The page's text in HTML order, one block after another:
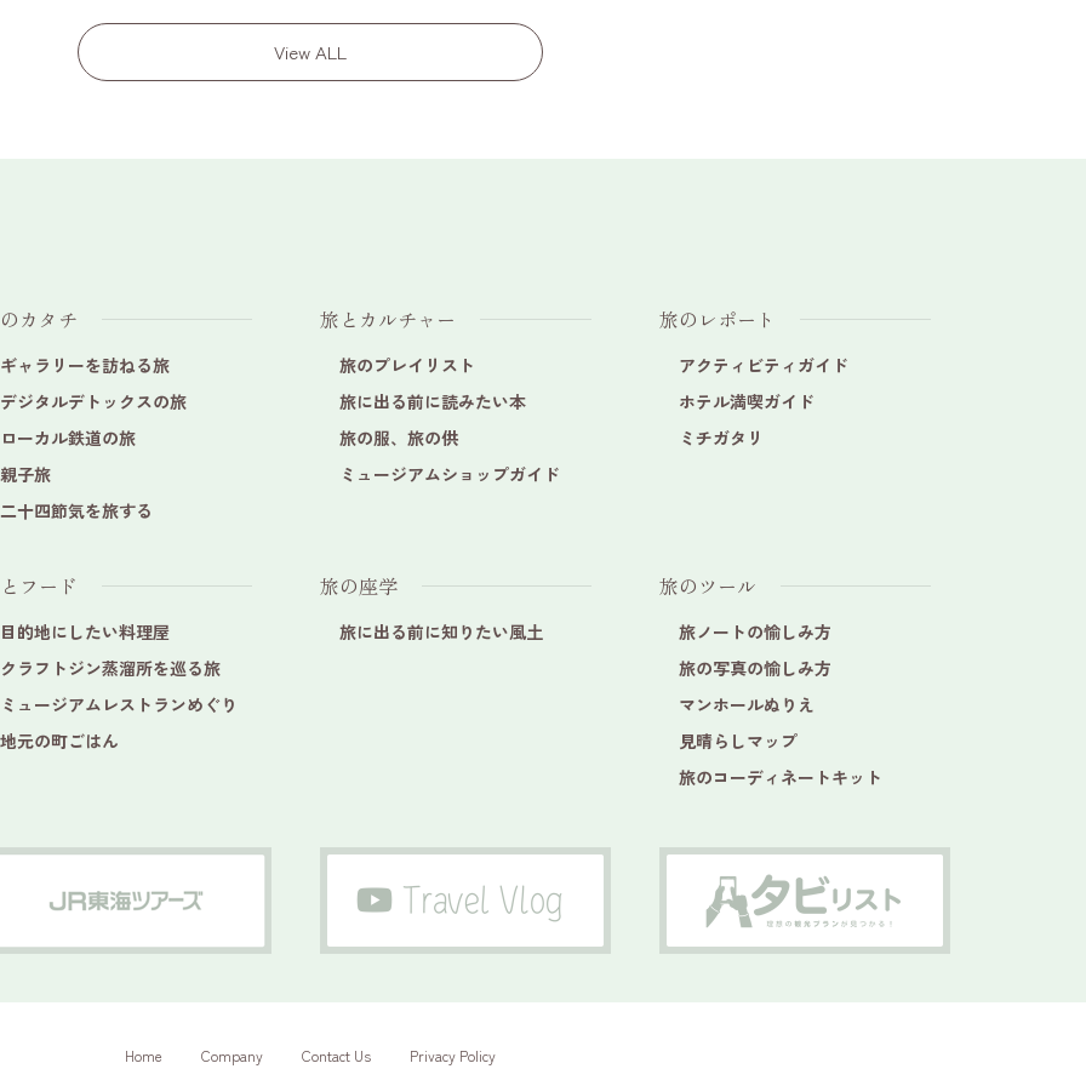
View ALL
カタチ
ギャラリーを訪ねる旅
デジタルデトックスの旅
ローカル鉄道の旅
親子旅
二十四節気を旅する
フード
目的地にしたい料理屋
クラフトジン蒸溜所を巡る旅
ミュージアムレストランめぐり
地元の町ごはん
旅の座学
旅に出る前に知りたい風土
旅とカルチャー
旅のプレイリスト
旅に出る前に読みたい本
旅の服、旅の供
ミュージアムショップガイド
旅のレポート
アクティビティガイド
ホテル満喫ガイド
ミチガタリ
旅のツール
旅ノートの愉しみ方
旅の写真の愉しみ方
マンホールぬりえ
見晴らしマップ
旅のコーディネートキット
Home Company Contact Us Privacy Policy